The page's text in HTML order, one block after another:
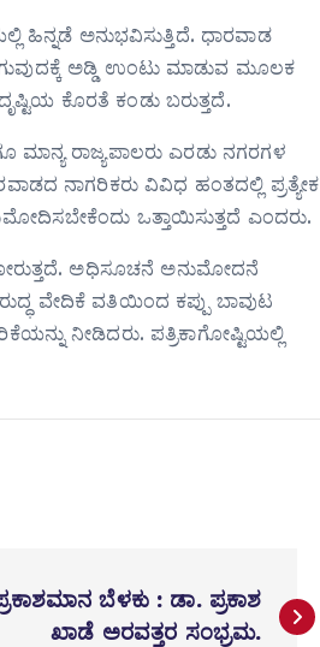
ಹಿನ್ನಡೆ ಅನುಭವಿಸುತ್ತಿದೆ. ಧಾರವಾಡ
ಅಡ್ಡಿ ಉಂಟು ಮಾಡುವ ಮೂಲಕ
ಕೊರತೆ ಕಂಡು ಬರುತ್ತದೆ.
ಮಾನ್ಯ ರಾಜ್ಯಪಾಲರು ಎರಡು ನಗರಗಳ
ನಾಗರಿಕರು ವಿವಿಧ ಹಂತದಲ್ಲಿ ಪ್ರತ್ಯೇಕ
ಒತ್ತಾಯಿಸುತ್ತದೆ ಎಂದರು.
ಕೋರುತ್ತದೆ. ಅಧಿಸೂಚನೆ ಅನುಮೋದನೆ
ವೇದಿಕೆ ವತಿಯಿಂದ ಕಪ್ಪು ಬಾವುಟ
ನೀಡಿದರು. ಪತ್ರಿಕಾಗೋಷ್ಟಿಯಲ್ಲಿ
ಬೆಳಕು : ಡಾ. ಪ್ರಕಾಶ
ಖಾಡೆ ಅರವತ್ತರ ಸಂಭ್ರಮ.